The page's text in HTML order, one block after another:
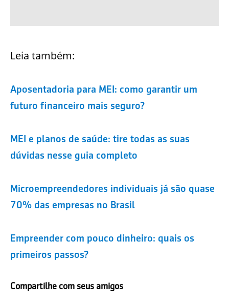
Leia também:
Aposentadoria para MEI: como garantir um
futuro financeiro mais seguro?
MEI e planos de saúde: tire todas as suas
dúvidas nesse guia completo
Microempreendedores individuais já são quase
70% das empresas no Brasil
Empreender com pouco dinheiro: quais os
primeiros passos?
Compartilhe com seus amigos